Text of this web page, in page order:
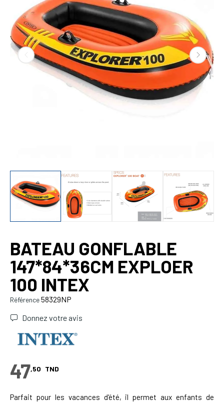
BATEAU GONFLABLE
147*84*36CM EXPLOER
100 INTEX
Référence58329NP
Donnez votre avis
47,50 TND
Parfait pour les vacances d'été, il permet aux enfants de